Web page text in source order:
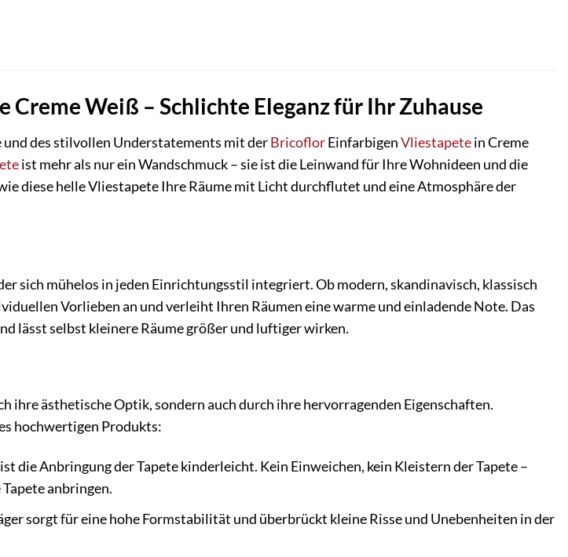
Weiß – Schlichte Eleganz für Ihr Zuhause
und des stilvollen Understatements mit derBricoflorEinfarbigenVliestapetein Creme
ist mehr als nur ein Wandschmuck – sie ist die Leinwand für Ihre Wohnideen und die
diese helle Vliestapete Ihre Räume mit Licht durchflutet und eine Atmosphäre der
sich mühelos in jeden Einrichtungsstil integriert. Ob modern, skandinavisch, klassisch
Vorlieben an und verleiht Ihren Räumen eine warme und einladende Note. Das
lässt selbst kleinere Räume größer und luftiger wirken.
ästhetische Optik, sondern auch durch ihre hervorragenden Eigenschaften.
hochwertigen Produkts:
die Anbringung der Tapete kinderleicht. Kein Einweichen, kein Kleistern der Tapete –
anbringen.
sorgt für eine hohe Formstabilität und überbrückt kleine Risse und Unebenheiten in der